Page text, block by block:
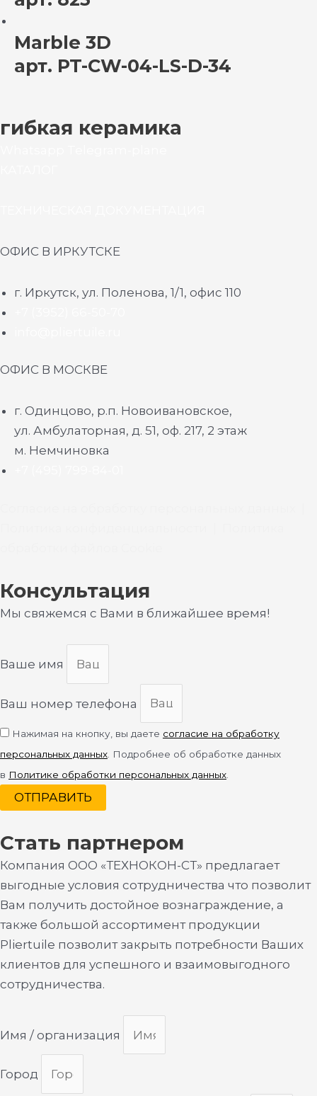
Marble 3D
арт. PT-CW-04-LS-D-34
гибкая керамика
ОФИС В ИРКУТСКЕ
г. Иркутск, ул. Поленова, 1/1, офис 110
ОФИС В МОСКВЕ
г. Одинцово, р.п. Новоивановское,
ул. Амбулаторная, д. 51, оф. 217, 2 этаж
м. Немчиновка
Консультация
Мы свяжемся с Вами в ближайшее время!
Ваше имя
Ваш номер телефона
Нажимая на кнопку, вы даете согласие на обработку
персональных данных . Подробнее об обработке данных
в Политике обработки персональных данных
ОТПРАВИТЬ
Стать партнером
Компания ООО «ТЕХНОКОН-СТ» предлагает
выгодные условия сотрудничества что позволит
Вам получить достойное вознаграждение, а
также большой ассортимент продукции
Pliertuile позволит закрыть потребности Ваших
клиентов для успешного и взаимовыгодного
сотрудничества.
Имя / организация
Город